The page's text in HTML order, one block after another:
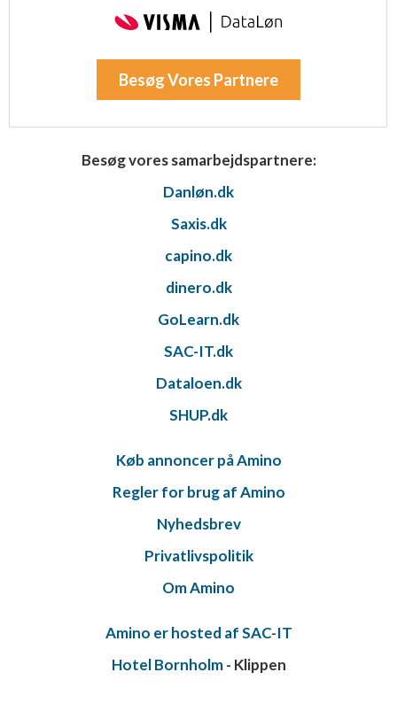
Besøg Vores Partnere
Besøg vores samarbejdspartnere:
Danløn.dk
Saxis.dk
capino.dk
dinero.dk
GoLearn.dk
SAC-IT.dk
Dataloen.dk
SHUP.dk
Køb annoncer på Amino
Regler for brug af Amino
Nyhedsbrev
Privatlivspolitik
Om Amino
Amino er hosted af SAC-IT
Hotel Bornholm- Klippen